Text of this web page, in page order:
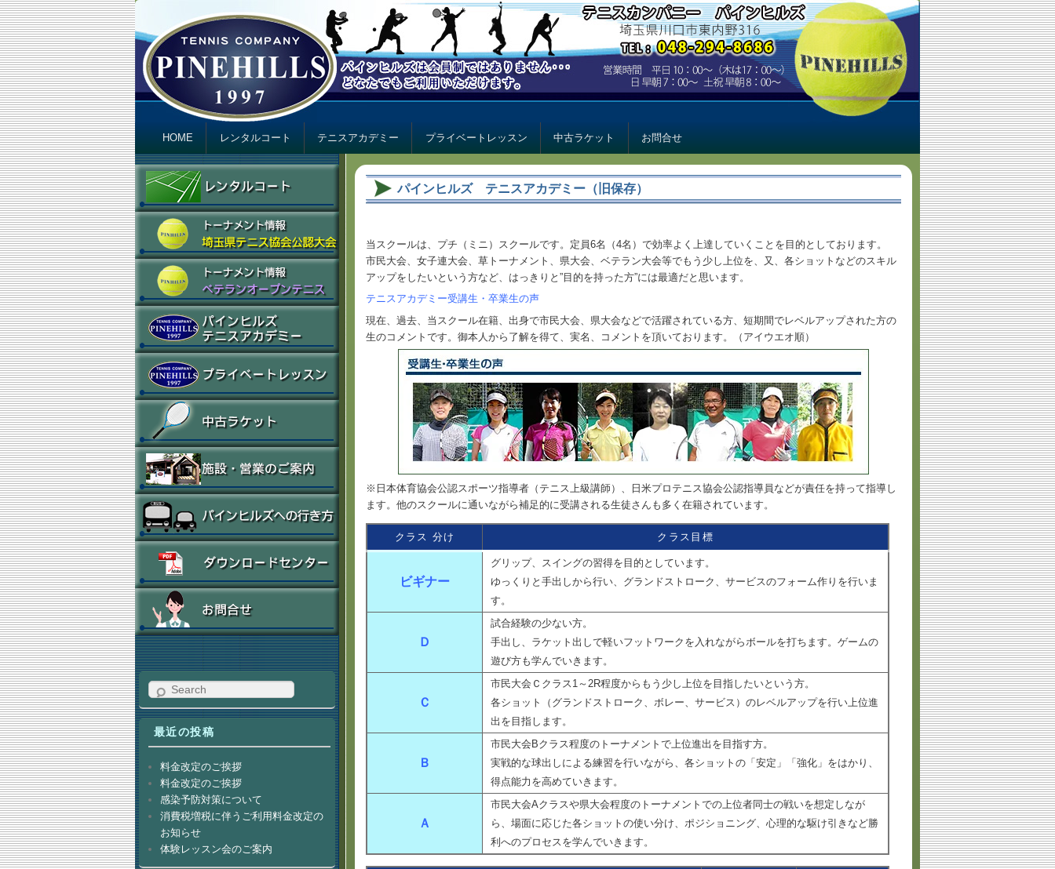
テニスカンパニー パインヒルズ
Just another テニスカンパニー パインヒルズ
Primary menu
Skip to primary content
Skip to secondary content
HOME レンタルコート テニスアカデミー プライベートレッスン 中古ラケット お問合せ
パインヒルズ テニスアカデミー（旧保存）
当スクールは、プチ（ミニ）スクールです。定員6名（4名）で効率よく上達していくことを目的としております。
市民大会、女子連大会、草トーナメント、県大会、ベテラン大会等でもう少し上位を、又、各ショットなどのスキル
アップをしたいという方など、はっきりと”目的を持った方”には最適だと思います。
テニスアカデミー受講生・卒業生の声
現在、過去、当スクール在籍、出身で市民大会、県大会などで活躍されている方、短期間でレベルアップされた方の
生のコメントです。御本人から了解を得て、実名、コメントを頂いております。（アイウエオ順）
※日本体育協会公認スポーツ指導者（テニス上級講師）、日米プロテニス協会公認指導員などが責任を持って指導し
ます。他のスクールに通いながら補足的に受講される生徒さんも多く在籍されています。
クラス 分け クラス目標
ビギナー
グリップ、スイングの習得を目的としています。
ゆっくりと手出しから行い、グランドストローク、サービスのフォーム作りを行いま
す。
Ｄ
試合経験の少ない方。
手出し、ラケット出しで軽いフットワークを入れながらボールを打ちます。ゲームの
遊び方も学んでいきます。
Ｃ
市民大会Ｃクラス1～2R程度からもう少し上位を目指したいという方。
各ショット（グランドストローク、ボレー、サービス）のレベルアップを行い上位進
出を目指します。
Ｂ
市民大会Bクラス程度のトーナメントで上位進出を目指す方。
実戦的な球出しによる練習を行いながら、各ショットの「安定」「強化」をはかり、
得点能力を高めていきます。
Ａ
市民大会Aクラスや県大会程度のトーナメントでの上位者同士の戦いを想定しなが
ら、場面に応じた各ショットの使い分け、ポジショニング、心理的な駆け引きなど勝
利へのプロセスを学んでいきます。
Search
最近の投稿
料金改定のご挨拶
料金改定のご挨拶
感染予防対策について
消費税増税に伴うご利用料金改定の
お知らせ
体験レッスン会のご案内